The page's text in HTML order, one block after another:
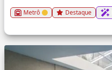
Metrô Destaque